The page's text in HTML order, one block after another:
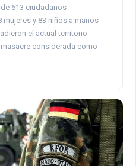
613 ciudadanos
mujeres y 83 niños a manos
el actual territorio
considerada como